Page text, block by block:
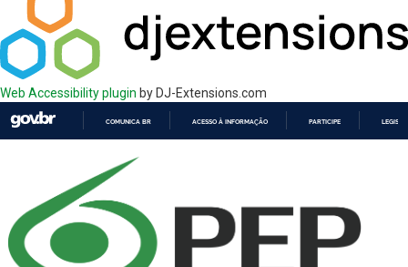
Web Accessibility plugin by DJ-Extensions.com
COMUNICA BR ACESSO À INFORMAÇÃO PARTICIPE